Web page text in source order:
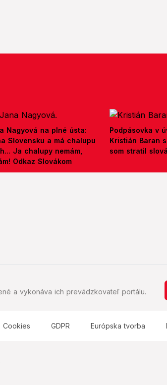
Nagyová na plné ústa:
Slovensku a má chalupu
Ja chalupy nemám,
Odkaz Slovákom
Podpásovka v
Kristián Baran
som stratil
a vykonáva ich prevádzkovateľ portálu.
Cookies GDPR Európska tvorba